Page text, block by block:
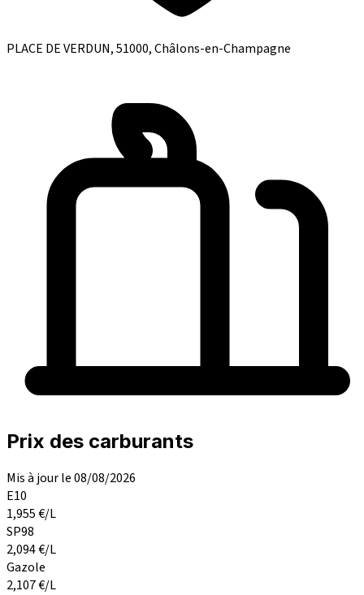
PLACE DE VERDUN, 51000, Châlons-en-Champagne
Prix des carburants
Mis à jour le 08/08/2026
E10
1,955€/L
SP98
2,094€/L
Gazole
2,107€/L